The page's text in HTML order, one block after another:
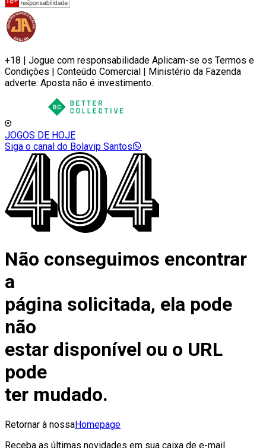
+18 | Jogue com responsabilidade Aplicam-se os Termos e
Condições | Conteúdo Comercial | Ministério da Fazenda
adverte: Aposta não é investimento.
JOGOS DE HOJE
Siga o canal do Bolavip Santos
Não conseguimos encontrar
a
página solicitada, ela pode
não
estar disponível ou o URL
pode
ter mudado.
Retornar à nossaHomepage
Receba as últimas novidades em sua caixa de e-mail